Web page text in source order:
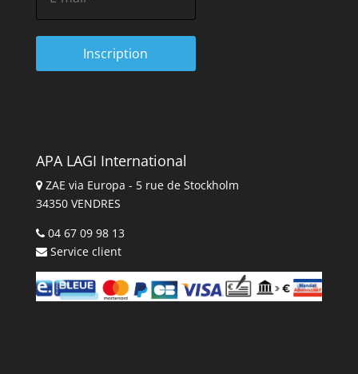
APA LAGI International
ZAE via Europa - 5 rue de Stockholm
34350 VENDRES
04 67 09 98 13
Service client